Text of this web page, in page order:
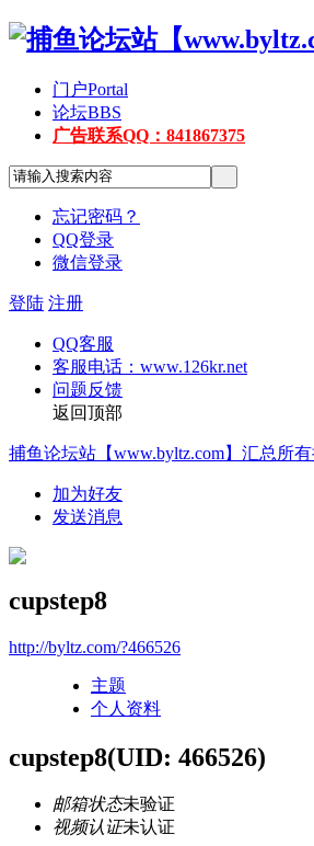
门户Portal
论坛BBS
广告联系QQ：841867375
忘记密码？
QQ登录
微信登录
登陆 注册
QQ客服
客服电话：www.126kr.net
问题反馈
返回顶部
捕鱼论坛站【www.byltz.com】汇总所
加为好友
发送消息
cupstep8
http://byltz.com/?466526
主题
个人资料
cupstep8(UID: 466526)
邮箱状态未验证
视频认证未认证